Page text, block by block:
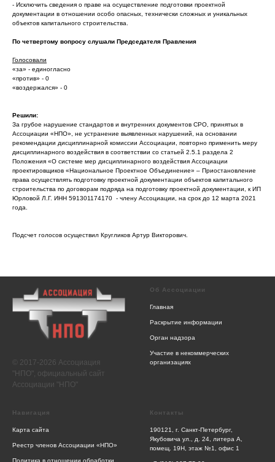
- Исключить сведения о праве на осуществление подготовки проектной
документации в отношении особо опасных, технически сложных и уникальных
объектов капитального строительства.
По четвертому вопросу слушали Председателя Правления
Голосовали
«за» - единогласно
«против» - 0
«воздержался» - 0
Решили:
За грубое нарушение стандартов и внутренних документов СРО, принятых в
Ассоциации «НПО», не устранение выявленных нарушений, на основании
рекомендации дисциплинарной комиссии Ассоциации, повторно применить меру
дисциплинарного воздействия в соответствии со статьей 2.5.1 раздела 2
Положения «О системе мер дисциплинарного воздействия Ассоциации
проектировщиков «Национальное Проектное Объединение» – Приостановление
права осуществлять подготовку проектной документации объектов капитального
строительства по договорам подряда на подготовку проектной документации, к ИП
Юрловой Л.Г. ИНН 591301174170 - члену Ассоциации, на срок до 12 марта 2021
года.
Подсчет голосов осуществил Кругликов Артур Викторович.
© 2017-2026 Ассоциация
"НПО", официальный сайт
Ассоциации "НПО"
Об Ассоциации
Главная
Раскрытие информации
Орган надзора
Участие в некоммерческих
организациях
Навигация
Карта сайта
Реестр членов Ассоциации «НПО»
Политика в отношении обработки
Контакты
190121, г. Санкт-Петербург,
Якубовича ул., д. 24, литера А,
помещ. 19Н, этаж №1, офис 1